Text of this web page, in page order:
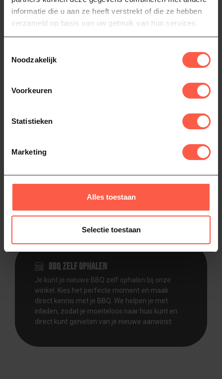
informatie die u aan ze heeft verstrekt of die ze hebben
verzameld op basis van uw gebruik van hun services.
Noodzakelijk
Voorkeuren
Statistieken
Marketing
Alles toestaan
Selectie toestaan
aankoop! Binnen 25 km verzorgen wij de
transport via een externe vervoerder. We
plannen de bezorging altijd in overleg, zodat het
binnen 25 km
persoonlijke levering en montage voor
slag zonder gedoe.
BBQ zelf ophalen
Je kunt je nieuwe BBQ zelf ophalen bij onze
winkel. Kies het perfecte moment en maak
direct kennis met je BBQ. We helpen je met
inladen, zodat je moeiteloos naar huis kunt en
direct kunt genieten van je nieuwe aanwinst.